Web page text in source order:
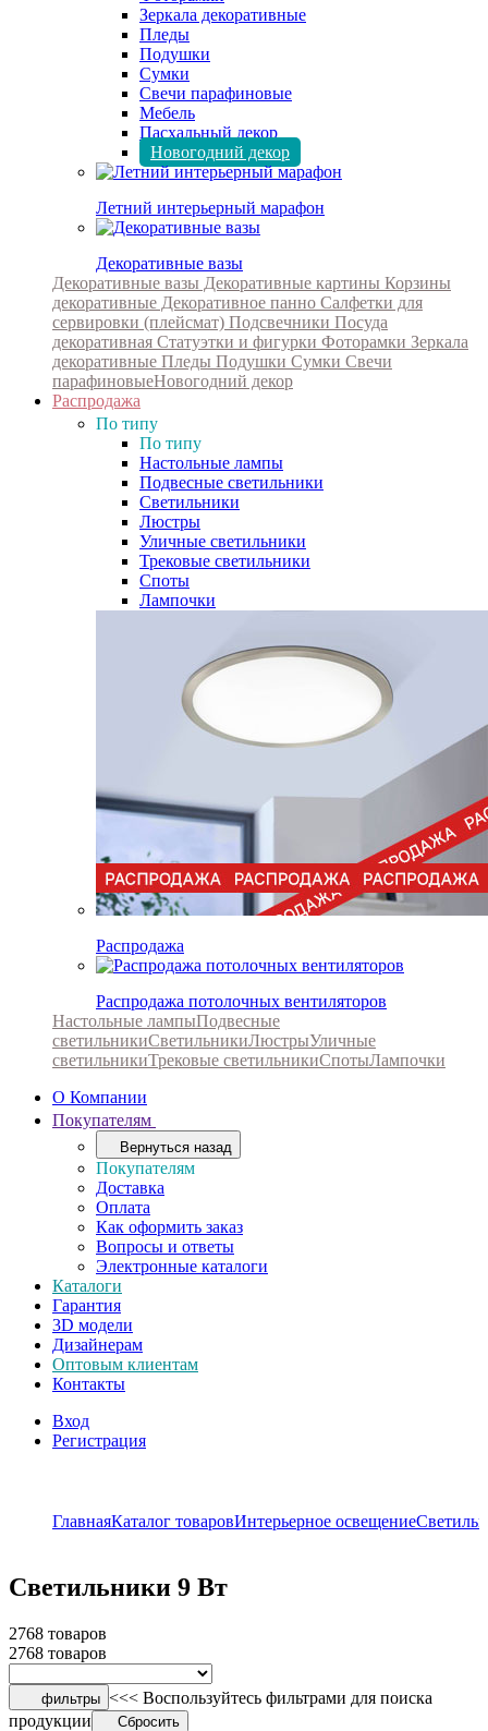
Зеркала декоративные
Пледы
Подушки
Сумки
Свечи парафиновые
Мебель
Пасхальный декор
Новогодний декор
Летний интерьерный марафон
Декоративные вазы
Декоративные вазы Декоративные картины Корзины
декоративные Декоративное панно Салфетки для
сервировки (плейсмат) Подсвечники Посуда
декоративная Статуэтки и фигурки Фоторамки Зеркала
декоративные Пледы Подушки Сумки Свечи
парафиновыеНовогодний декор
Распродажа
По типу
По типу
Настольные лампы
Подвесные светильники
Светильники
Люстры
Уличные светильники
Трековые светильники
Споты
Лампочки
Распродажа
Распродажа потолочных вентиляторов
Настольные лампыПодвесные
светильникиСветильникиЛюстрыУличные
светильникиТрековые светильникиСпотыЛампочки
О Компании
Покупателям
Вернуться назад
Покупателям
Доставка
Оплата
Как оформить заказ
Вопросы и ответы
Электронные каталоги
Каталоги
Гарантия
3D модели
Дизайнерам
Оптовым клиентам
Контакты
Вход
Регистрация
ГлавнаяКаталог товаровИнтерьерное освещение
Светильники 9 Вт
2768 товаров
2768 товаров
фильтры <<< Воспользуйтесь фильтрами для поиска
продукции
Сбросить